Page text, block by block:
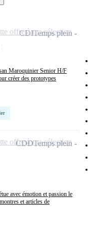
Maroquinier Senior H/F
créer des prototypes
CDITemps plein
offre à ma sélection
avec émotion et passion le
et articles de
CDDTemps plein
offre à ma sélection